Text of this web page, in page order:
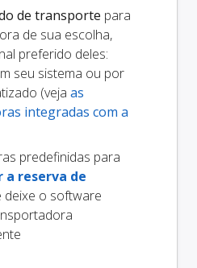
de transporte para
de sua escolha,
preferido deles:
seu sistema ou por
(veja as
integradas com a
predefinidas para
reserva de
deixe o software